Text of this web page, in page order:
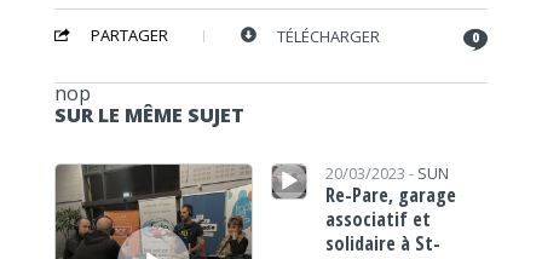
PARTAGER TÉLÉCHARGER 0
nop
SUR LE MÊME SUJET
Lecteur audio
Lecteur audio 20/03/2023 - SUN
Re-Pare, garage
associatif et
solidaire à St-